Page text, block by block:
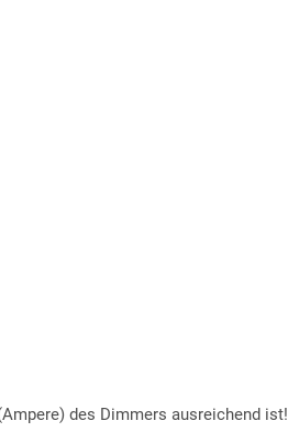
des Dimmers ausreichend ist!